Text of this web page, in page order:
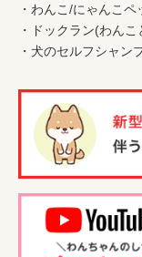
・ わんこ /にゃんこペ
・
ドックラン(わんこ
・ 犬のセルフシャン